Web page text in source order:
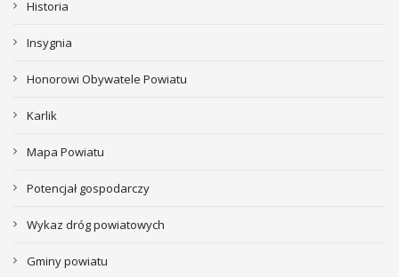
Historia
Insygnia
Honorowi Obywatele Powiatu
Karlik
Mapa Powiatu
Potencjał gospodarczy
Wykaz dróg powiatowych
Gminy powiatu